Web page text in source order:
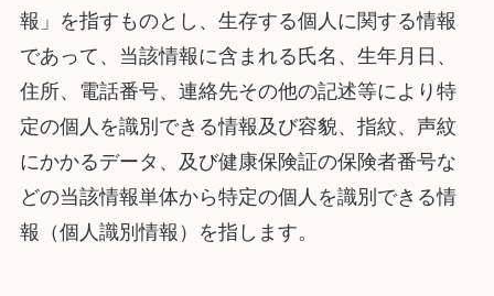
報」を指すものとし、生存する個人に関する情報
であって、当該情報に含まれる氏名、生年月日、
住所、電話番号、連絡先その他の記述等により特
定の個人を識別できる情報及び容貌、指紋、声紋
にかかるデータ、及び健康保険証の保険者番号な
どの当該情報単体から特定の個人を識別できる情
報（個人識別情報）を指します。